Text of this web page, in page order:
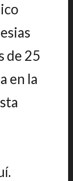
de 25
en la